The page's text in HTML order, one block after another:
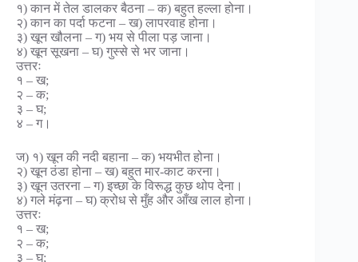
१) कान में तेल डालकर बैठना – क) बहुत हल्ला होना।
२) कान का पर्दा फटना – ख) लापरवाह होना।
३) खून खौलना – ग) भय से पीला पड़ जाना।
४) खून सूखना – घ) गुस्से से भर जाना।
उत्तरः
१ – ख;
२ – क;
३ – घ;
४ – ग।
ज) १) खून की नदी बहाना – क) भयभीत होना।
२) खून ठंडा होना – ख) बहुत मार-काट करना।
३) खून उतरना – ग) इच्छा के विरूद्ध कुछ थोप देना।
४) गले मंढ़ना – घ) क्रोध से मुँह और आँख लाल होना।
उत्तरः
१ – ख;
२ – क;
३ – घ;